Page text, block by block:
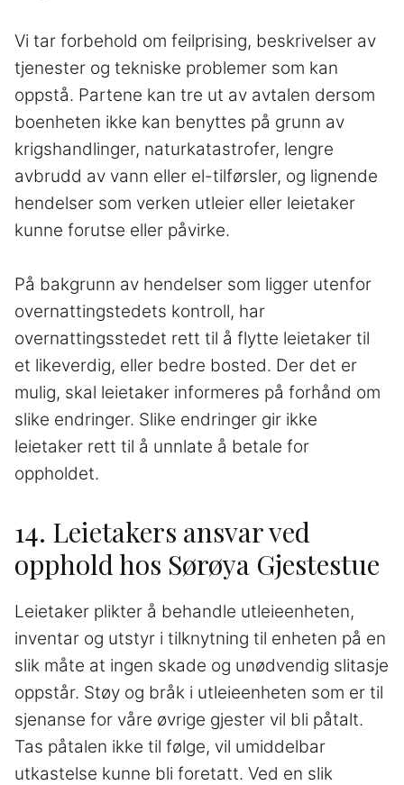
Vi tar forbehold om feilprising, beskrivelser av
tjenester og tekniske problemer som kan
oppstå. Partene kan tre ut av avtalen dersom
boenheten ikke kan benyttes på grunn av
krigshandlinger, naturkatastrofer, lengre
avbrudd av vann­ eller el-­tilførsler, og lignende
hendelser som verken utleier eller leietaker
kunne forutse eller påvirke.
På bakgrunn av hendelser som ligger utenfor
overnattingstedets kontroll, har
overnattingsstedet rett til å flytte leietaker til
et likeverdig, eller bedre bosted. Der det er
mulig, skal leietaker informeres på forhånd om
slike endringer. Slike endringer gir ikke
leietaker rett til å unnlate å betale for
oppholdet.
14. Leietakers ansvar ved
opphold hos Sørøya Gjestestue
Leietaker plikter å behandle utleieenheten,
inventar og utstyr i tilknytning til enheten på en
slik måte at ingen skade og unødvendig slitasje
oppstår. Støy og bråk i utleieenheten som er til
sjenanse for våre øvrige gjester vil bli påtalt.
Tas påtalen ikke til følge, vil umiddelbar
utkastelse kunne bli foretatt. Ved en slik